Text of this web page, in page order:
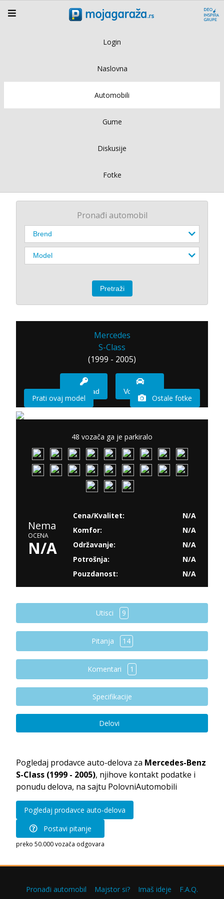
Login
Naslovna
Automobili
Gume
Diskusije
Fotke
Pronađi automobil
Mercedes
S-Class
(1999 - 2005)
Imam sad Vozio sam
Prati ovaj model Ostale fotke
48 vozača ga je parkiralo
Nema
OCENA
N/A
Cena/Kvalitet:
N/A
Komfor:
N/A
Održavanje:
N/A
Potrošnja:
N/A
Pouzdanost:
N/A
Utisci 9
Pitanja 14
Komentari 1
Specifikacije
Delovi
Pogledaj prodavce auto-delova za Mercedes-Benz
S-Class (1999 - 2005), njihove kontakt podatke i
ponudu delova, na sajtu PolovniAutomobili
Pogledaj prodavce auto-delova
Postavi pitanje
preko 50.000 vozača odgovara
Pronađi automobil Majstor si? Imaš ideje
F.A.Q.